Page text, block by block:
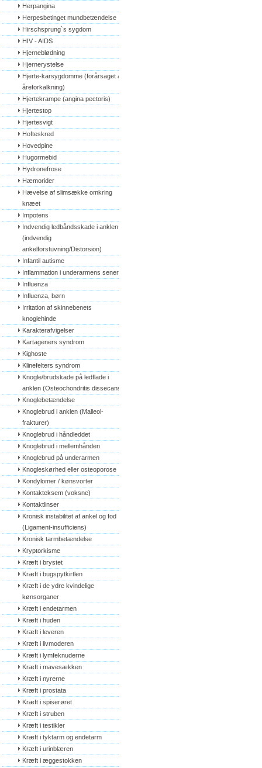
Herpangina
Herpesbetinget mundbetændelse
Hirschsprung`s sygdom
HIV - AIDS
Hjerneblødning
Hjernerystelse
Hjerte-karsygdomme (forårsaget af
åreforkalkning)
Hjertekrampe (angina pectoris)
Hjertestop
Hjertesvigt
Hofteskred
Hovedpine
Hugormebid
Hydronefrose
Hæmorider
Hævelse af slimsække omkring
knæet
Impotens
Indvendig ledbåndsskade i anklen
(indvendig
ankelforstuvning/Distorsion)
Infantil autisme
Inflammation i underarmens sener
Influenza
Influenza, børn
Irritation af skinnebenets
knoglehinde
Karakterafvigelser
Kartageners syndrom
Kighoste
Klinefelters syndrom
Knogle/brudskade på ledflade i
anklen (Osteochondritis dissecans)
Knoglebetændelse
Knoglebrud i anklen (Malleol-
frakturer)
Knoglebrud i håndleddet
Knoglebrud i mellemhånden
Knoglebrud på underarmen
Knogleskørhed eller osteoporose
Kondylomer / kønsvorter
Kontakteksem (voksne)
Kontaktlinser
Kronisk instabilitet af ankel og fod
(Ligament-insufficiens)
Kronisk tarmbetændelse
Kryptorkisme
Kræft i brystet
Kræft i bugspytkirtlen
Kræft i de ydre kvindelige
kønsorganer
Kræft i endetarmen
Kræft i huden
Kræft i leveren
Kræft i livmoderen
Kræft i lymfeknuderne
Kræft i mavesækken
Kræft i nyrerne
Kræft i prostata
Kræft i spiserøret
Kræft i struben
Kræft i testikler
Kræft i tyktarm og endetarm
Kræft i urinblæren
Kræft i æggestokken